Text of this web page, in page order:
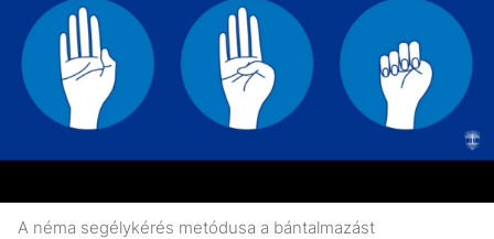
A néma segélykérés metódusa a bántalmazást